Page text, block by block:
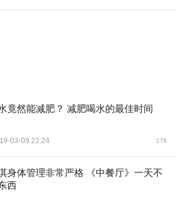
竟然能减肥？ 减肥喝水的最佳时间
03-09 22:24 176
身体管理非常严格 《中餐厅》一天不
西